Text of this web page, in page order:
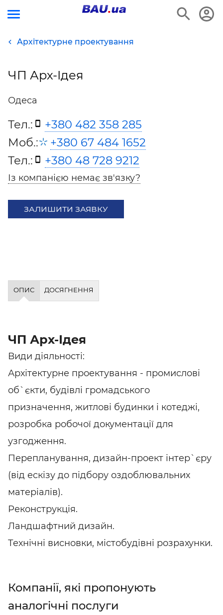
Архітектурне проектування
ЧП Арх-Ідея
Одеса
Тел.:
+380 482 358 285
Моб.:
+380 67 484 1652
Тел.:
+380 48 728 9212
Із компанією немає зв'язку?
ЗАЛИШИТИ ЗАЯВКУ
ОПИС ДОСЯГНЕННЯ
ЧП Арх-Ідея
Види діяльності:
Архітектурне проектування - промислові
об`єкти, будівлі громадського
призначення, житлові будинки і котеджі,
розробка робочої документації для
узгодження.
Перепланування, дизайн-проект інтер`єру
(від ескізу до підбору оздоблювальних
матеріалів).
Реконструкція.
Ландшафтний дизайн.
Технічні висновки, містобудівні розрахунки.
Компанії, які пропонують
аналогічні послуги